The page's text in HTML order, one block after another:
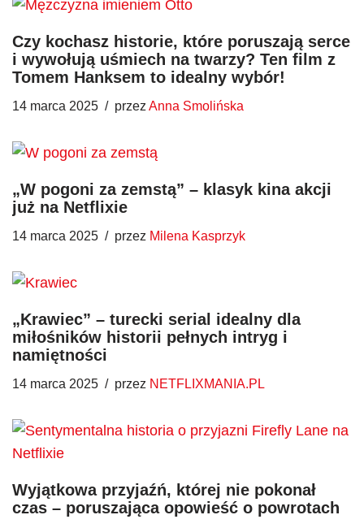
Czy kochasz historie, które poruszają serce
i wywołują uśmiech na twarzy? Ten film z
Tomem Hanksem to idealny wybór!
14 marca 2025 przez Anna Smolińska
„W pogoni za zemstą” – klasyk kina akcji
już na Netflixie
14 marca 2025 przez Milena Kasprzyk
„Krawiec” – turecki serial idealny dla
miłośników historii pełnych intryg i
namiętności
14 marca 2025 przez NETFLIXMANIA.PL
Wyjątkowa przyjaźń, której nie pokonał
czas – poruszająca opowieść o powrotach